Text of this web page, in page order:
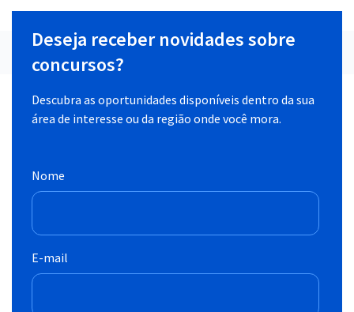
Deseja receber novidades sobre
concursos?
Descubra as oportunidades disponíveis dentro da sua
área de interesse ou da região onde você mora.
Nome
E-mail